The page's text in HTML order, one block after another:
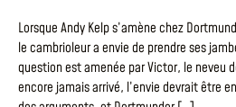
Lorsque Andy Kelp s’amène chez
le cambrioleur a envie de prendre ses
question est amenée par Victor, le neveu
encore jamais arrivé, l’envie devrait être